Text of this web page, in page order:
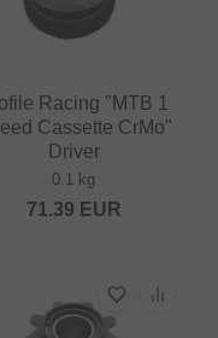
Racing "MTB 1
Cassette CrMo"
Driver
0.1 kg
71.39 EUR